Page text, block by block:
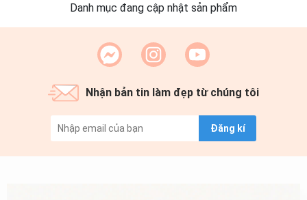
Danh mục đang cập nhật sản phẩm
Nhận bản tin làm đẹp từ chúng tôi
Đăng kí